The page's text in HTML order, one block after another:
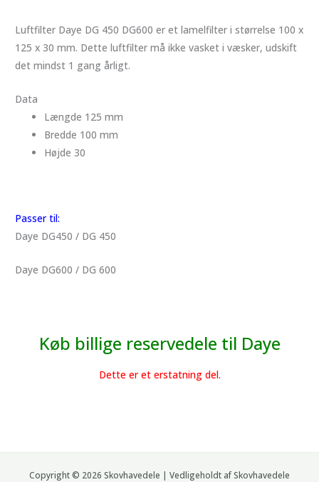
Luftfilter Daye DG 450 DG600 er et lamelfilter i størrelse 100 x
125 x 30 mm. Dette luftfilter må ikke vasket i væsker, udskift
det mindst 1 gang årligt.
Data
Længde 125 mm
Bredde 100 mm
Højde 30
Passer til:
Daye DG450 / DG 450
Daye DG600 / DG 600
Køb billige reservedele til Daye
Dette er et erstatning del.
Copyright © 2026 Skovhavedele | Vedligeholdt af Skovhavedele